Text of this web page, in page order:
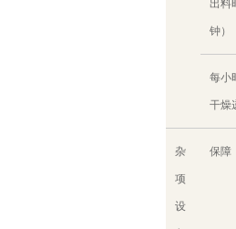
出料
钟）
每小
干燥
杂
项
设
保障